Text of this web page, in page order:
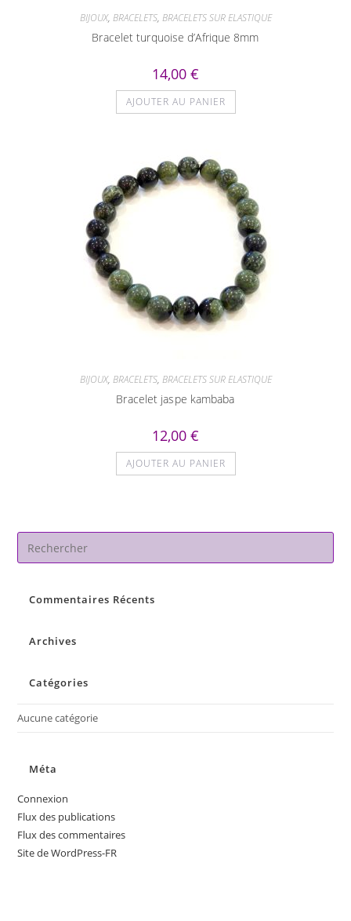
BIJOUX, BRACELETS, BRACELETS SUR ELASTIQUE
Bracelet turquoise d’Afrique 8mm
14,00 €
AJOUTER AU PANIER
BIJOUX, BRACELETS, BRACELETS SUR ELASTIQUE
Bracelet jaspe kambaba
12,00 €
AJOUTER AU PANIER
Commentaires Récents
Archives
Catégories
Aucune catégorie
Méta
Connexion
Flux des publications
Flux des commentaires
Site de WordPress-FR